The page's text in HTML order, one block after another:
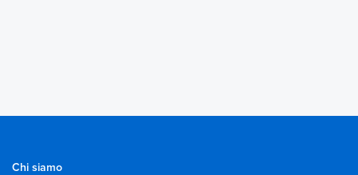
Chi siamo